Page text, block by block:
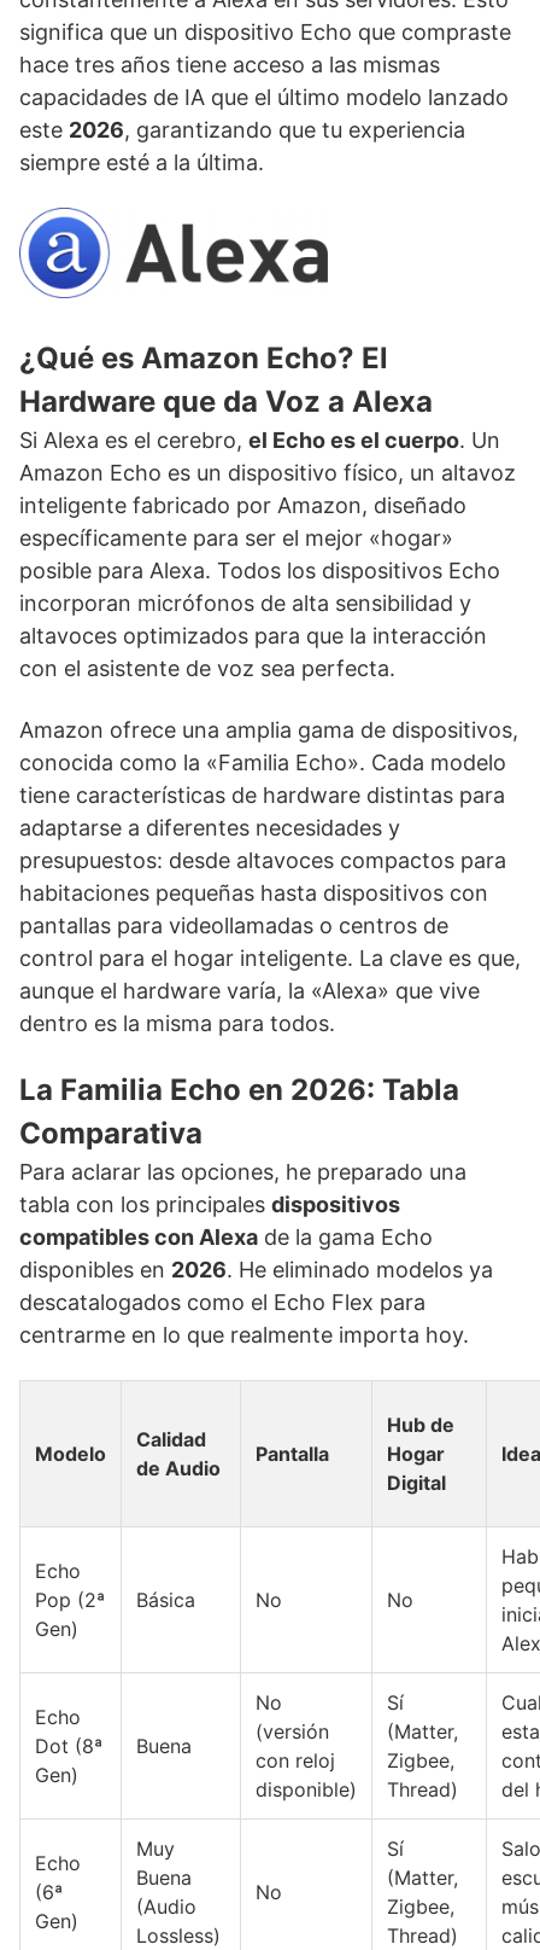
significa que un dispositivo Echo que compraste
hace tres años tiene acceso a las mismas
capacidades de IA que el último modelo lanzado
este 2026, garantizando que tu experiencia
siempre esté a la última.
¿Qué es Amazon Echo? El
Hardware que da Voz a Alexa
Si Alexa es el cerebro, el Echo es el cuerpo. Un
Amazon Echo es un dispositivo físico, un altavoz
inteligente fabricado por Amazon, diseñado
específicamente para ser el mejor «hogar»
posible para Alexa. Todos los dispositivos Echo
incorporan micrófonos de alta sensibilidad y
altavoces optimizados para que la interacción
con el asistente de voz sea perfecta.
Amazon ofrece una amplia gama de dispositivos,
conocida como la «Familia Echo». Cada modelo
tiene características de hardware distintas para
adaptarse a diferentes necesidades y
presupuestos: desde altavoces compactos para
habitaciones pequeñas hasta dispositivos con
pantallas para videollamadas o centros de
control para el hogar inteligente. La clave es que,
aunque el hardware varía, la «Alexa» que vive
dentro es la misma para todos.
La Familia Echo en 2026: Tabla
Comparativa
Para aclarar las opciones, he preparado una
tabla con los principales dispositivos
compatibles con Alexa de la gama Echo
disponibles en 2026. He eliminado modelos ya
descatalogados como el Echo Flex para
centrarme en lo que realmente importa hoy.
Modelo
Calidad
de Audio
Pantalla
Hub de
Hogar
Digital
Echo
Pop (2ª
Gen)
Básica No No
Echo
Dot (8ª
Gen)
Buena
No
(versión
con reloj
disponible)
Sí
(Matter,
Zigbee,
Thread)
del
Echo
(6ª
Gen)
Muy
Buena
(Audio
Lossless)
No
Sí
(Matter,
Zigbee,
Thread)